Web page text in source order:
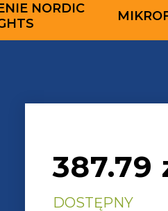
NORDIC
387.79
DOSTĘPNY